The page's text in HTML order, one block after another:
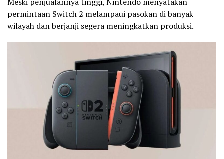
permintaan Switch 2 melampaui pasokan di banyak
wilayah dan berjanji segera meningkatkan produksi.